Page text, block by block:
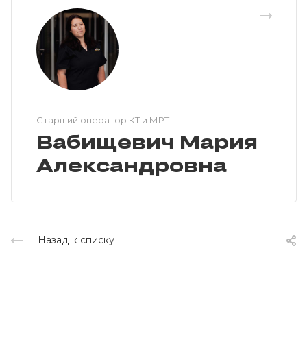
Cтарший оператор КТ и МРТ
Вабищевич Мария
Александровна
Назад к списку